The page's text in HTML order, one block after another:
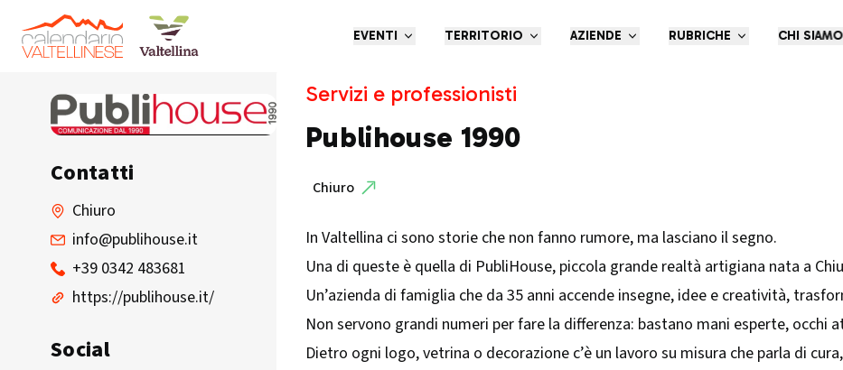
EVENTI TERRITORIO AZIENDE RUBRICHE CHI SIAMO
Contatti
Chiuro
info@publihouse.it
+39 0342 483681
https://publihouse.it/
Social
Servizi e professionisti
Publihouse 1990
Chiuro
In Valtellina ci sono storie che non fanno rumore, ma lasciano il segno.
Una di queste è quella di PubliHouse, piccola grande realtà artigiana nata a
Un’azienda di famiglia che da 35 anni accende insegne, idee e creatività,
Non servono grandi numeri per fare la differenza: bastano mani esperte, occhi
Dietro ogni logo, vetrina o decorazione c’è un lavoro su misura che parla di